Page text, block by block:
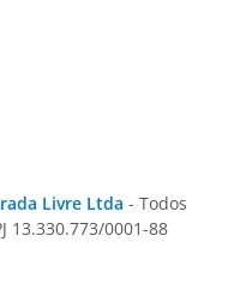
Livre Ltda - Todos
13.330.773/0001-88